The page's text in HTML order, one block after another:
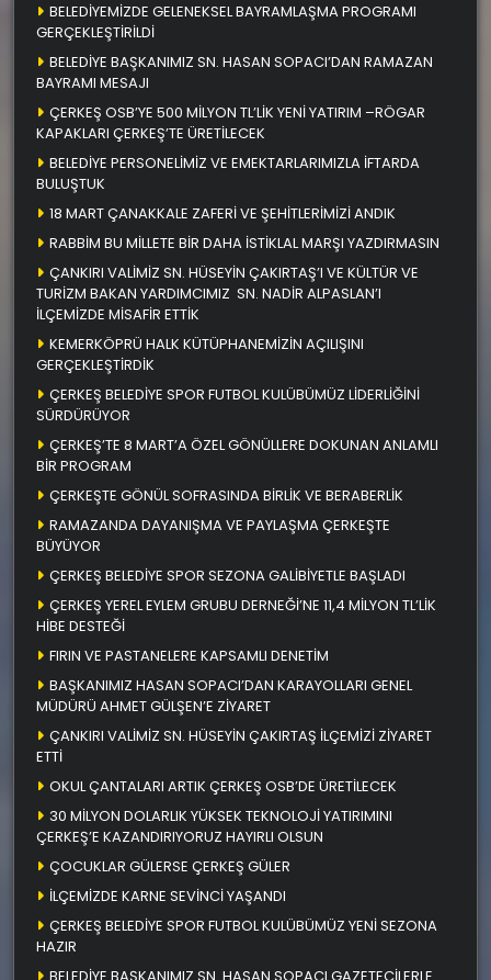
BELEDİYEMİZDE GELENEKSEL BAYRAMLAŞMA PROGRAMI
GERÇEKLEŞTİRİLDİ
BELEDİYE BAŞKANIMIZ SN. HASAN SOPACI’DAN RAMAZAN
BAYRAMI MESAJI
ÇERKEŞ OSB’YE 500 MİLYON TL’LİK YENİ YATIRIM –RÖGAR
KAPAKLARI ÇERKEŞ’TE ÜRETİLECEK
BELEDİYE PERSONELİMİZ VE EMEKTARLARIMIZLA İFTARDA
BULUŞTUK
18 MART ÇANAKKALE ZAFERİ VE ŞEHİTLERİMİZİ ANDIK
RABBİM BU MİLLETE BİR DAHA İSTİKLAL MARŞI YAZDIRMASIN
ÇANKIRI VALİMİZ SN. HÜSEYİN ÇAKIRTAŞ’I VE KÜLTÜR VE
TURİZM BAKAN YARDIMCIMIZ SN. NADİR ALPASLAN’I
İLÇEMİZDE MİSAFİR ETTİK
KEMERKÖPRÜ HALK KÜTÜPHANEMİZİN AÇILIŞINI
GERÇEKLEŞTİRDİK
ÇERKEŞ BELEDİYE SPOR FUTBOL KULÜBÜMÜZ LİDERLİĞİNİ
SÜRDÜRÜYOR
ÇERKEŞ’TE 8 MART’A ÖZEL GÖNÜLLERE DOKUNAN ANLAMLI
BİR PROGRAM
ÇERKEŞTE GÖNÜL SOFRASINDA BİRLİK VE BERABERLİK
RAMAZANDA DAYANIŞMA VE PAYLAŞMA ÇERKEŞTE
BÜYÜYOR
ÇERKEŞ BELEDİYE SPOR SEZONA GALİBİYETLE BAŞLADI
ÇERKEŞ YEREL EYLEM GRUBU DERNEĞİ’NE 11,4 MİLYON TL’LİK
HİBE DESTEĞİ
FIRIN VE PASTANELERE KAPSAMLI DENETİM
BAŞKANIMIZ HASAN SOPACI’DAN KARAYOLLARI GENEL
MÜDÜRÜ AHMET GÜLŞEN’E ZİYARET
ÇANKIRI VALİMİZ SN. HÜSEYİN ÇAKIRTAŞ İLÇEMİZİ ZİYARET
ETTİ
OKUL ÇANTALARI ARTIK ÇERKEŞ OSB’DE ÜRETİLECEK
30 MİLYON DOLARLIK YÜKSEK TEKNOLOJİ YATIRIMINI
ÇERKEŞ’E KAZANDIRIYORUZ HAYIRLI OLSUN
ÇOCUKLAR GÜLERSE ÇERKEŞ GÜLER
İLÇEMİZDE KARNE SEVİNCİ YAŞANDI
ÇERKEŞ BELEDİYE SPOR FUTBOL KULÜBÜMÜZ YENİ SEZONA
HAZIR